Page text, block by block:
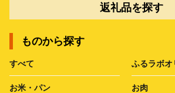
返礼品を探す
ものから探す
すべて ふるラボオ
お米・パン お肉